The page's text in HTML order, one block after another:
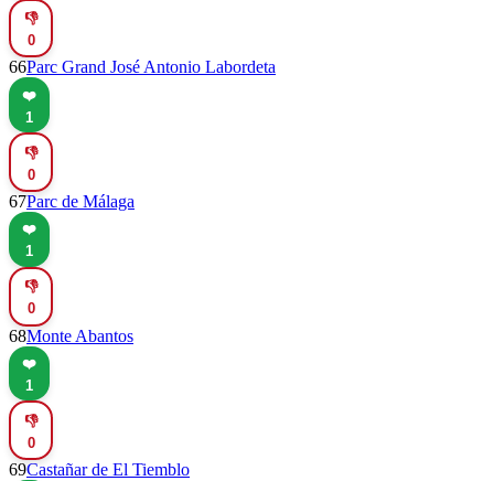
👎
0
66Parc Grand José Antonio Labordeta
❤️
1
👎
0
67Parc de Málaga
❤️
1
👎
0
68Monte Abantos
❤️
1
👎
0
69Castañar de El Tiemblo